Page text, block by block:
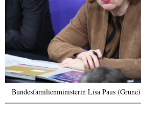
Bundesfamilienministerin Lisa Paus